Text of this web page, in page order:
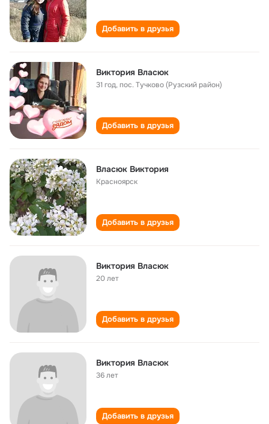
Добавить в друзья
Виктория Власюк
31 год,пос. Тучково (Рузский район)
Добавить в друзья
Власюк Виктория
Красноярск
Добавить в друзья
Виктория Власюк
20 лет
Добавить в друзья
Виктория Власюк
36 лет
Добавить в друзья